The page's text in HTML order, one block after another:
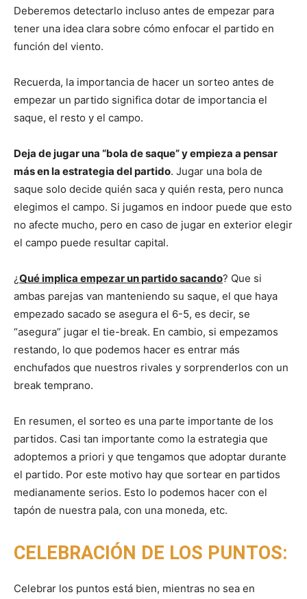
Deberemos detectarlo incluso antes de empezar para
tener una idea clara sobre cómo enfocar el partido en
función del viento.
Recuerda, la importancia de hacer un sorteo antes de
empezar un partido significa dotar de importancia el
saque, el resto y el campo.
Deja de jugar una “bola de saque” y empieza a pensar
más en la estrategia del partido. Jugar una bola de
saque solo decide quién saca y quién resta, pero nunca
elegimos el campo. Si jugamos en indoor puede que esto
no afecte mucho, pero en caso de jugar en exterior elegir
el campo puede resultar capital.
¿Qué implica empezar un partido sacando? Que si
ambas parejas van manteniendo su saque, el que haya
empezado sacado se asegura el 6-5, es decir, se
“asegura” jugar el tie-break. En cambio, si empezamos
restando, lo que podemos hacer es entrar más
enchufados que nuestros rivales y sorprenderlos con un
break temprano.
En resumen, el sorteo es una parte importante de los
partidos. Casi tan importante como la estrategia que
adoptemos a priori y que tengamos que adoptar durante
el partido. Por este motivo hay que sortear en partidos
medianamente serios. Esto lo podemos hacer con el
tapón de nuestra pala, con una moneda, etc.
CELEBRACIÓN DE LOS PUNTOS:
Celebrar los puntos está bien, mientras no sea en